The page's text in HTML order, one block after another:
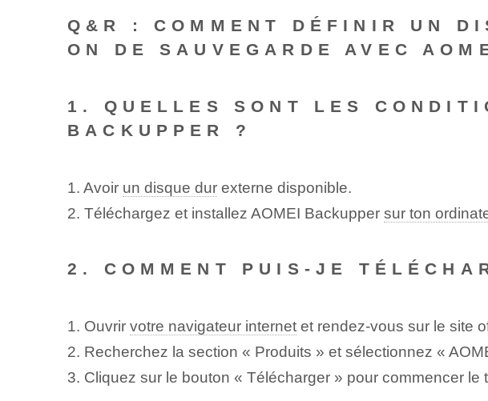
Q&R : COMMENT DÉFINIR UN
ON DE SAUVEGARDE AVEC
1. QUELLES SONT LES
BACKUPPER ?
1. Avoir un disque durexterne disponible.
2. Téléchargez et installez AOMEI Backupper sur ton
2. COMMENT PUIS-JE
1. Ouvrir votre navigateur internetet rendez-vous sur le site
2. Recherchez la section « Produits » et sélectionnez «
3. Cliquez sur le bouton « Télécharger » pour commencer